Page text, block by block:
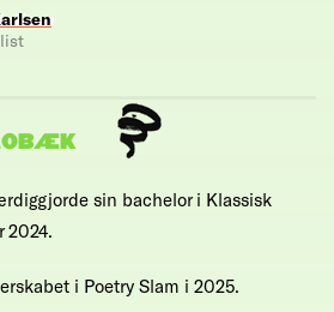
sin bachelor i Klassisk
i Poetry Slam i 2025.